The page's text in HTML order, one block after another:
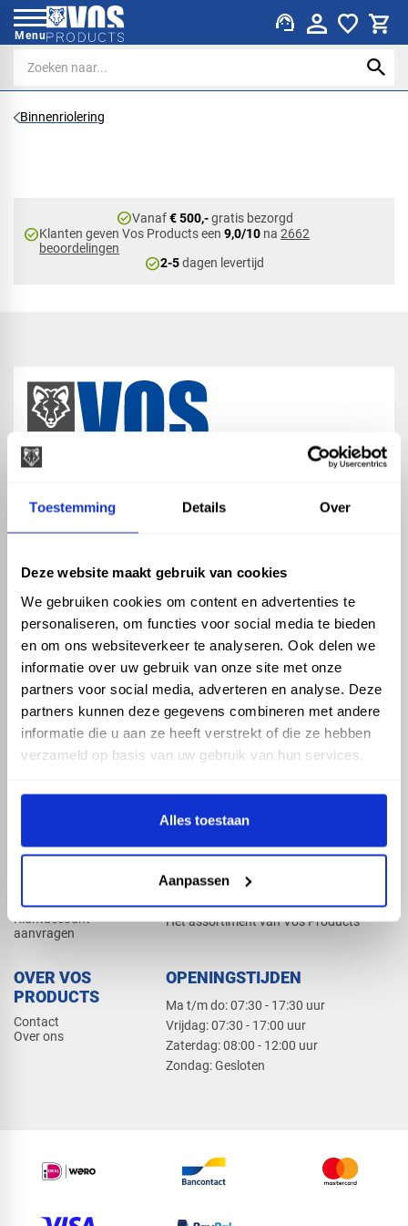
Toestemming Details Over
Deze website maakt gebruik van cookies
We gebruiken cookies om content en advertenties te
personaliseren, om functies voor social media te bieden
en om ons websiteverkeer te analyseren. Ook delen we
informatie over uw gebruik van onze site met onze
partners voor social media, adverteren en analyse. Deze
partners kunnen deze gegevens combineren met andere
informatie die u aan ze heeft verstrekt of die ze hebben
verzameld op basis van uw gebruik van hun services.
Alles toestaan
Aanpassen
Menu support_agent
Binnenriolering
check_circleVanaf€ 500,-gratis bezorgd
check_circleKlanten geven Vos Products een9,0/10 na2662
beoordelingen
check_circle2-5dagen levertijd
ASSORTIMENT
Hemelwaterafvoer
Drukleiding
Beregening
Dak en gevel
KENNIS EN HULP
Klantenservice
Kennisbank
Klantaccount
aanvragen
PRODUCTCATALOGUS 2026
Het assortiment van Vos Products
OVER VOS
PRODUCTS
Contact
Over ons
OPENINGSTIJDEN
Ma t/m do: 07:30 - 17:30 uur
​Vrijdag: 07:30 - 17:00 uur
​Zaterdag: 08:00 - 12:00 uur
​Zondag: Gesloten
phone_enabled +31 416 75 02 55
mail info@vosproducts.nl
check_circleDé bouwmarkt van Altena
check_circle Direct uit grote voorraad geleverd met eigen transport
check_circleLevering in NL en BE